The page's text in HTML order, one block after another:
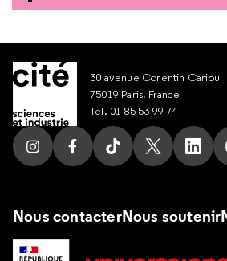
30 avenue Corentin Cariou
75019 Paris, France
Tel. 01 85 53 99 74
Suivez nous sur Instagram
Suivez nous sur
Suivez nous sur
Suivez nous
Nous contacterNous soutenir